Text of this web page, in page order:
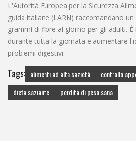
L'Autorità Europea per la Sicurezza
guida italiane (LARN) raccomandano
grammi di fibre al giorno per gli adulti.
durante tutta la giornata e aumentare
problemi digestivi.
Tags: alimenti ad alta sazietà controllo
dieta saziante
perdita di peso sana